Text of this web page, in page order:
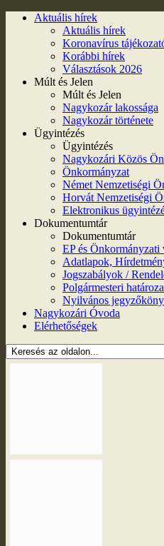
Aktuális hírek
Aktuális hírek
Koronavírus
Korábbi hírek
Választások 2026
Múlt és Jelen
Múlt és Jelen
Nagykozár lakossága
Nagykozár története
Ügyintézés
Ügyintézés
Nagykozári Közös
Önkormányzat
Német Nemzetiségi
Horvát Nemzetiségi
Elektronikus
Dokumentumtár
Dokumentumtár
EP és Önkormányzati
Adatlapok,
Jogszabályok /
Polgármesteri
Nyilvános
Nagykozári Óvoda
Elérhetőségek